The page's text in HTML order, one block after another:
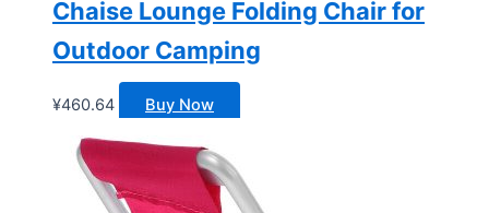
Chaise Lounge Folding Chair for
Outdoor Camping
¥460.64 Buy Now